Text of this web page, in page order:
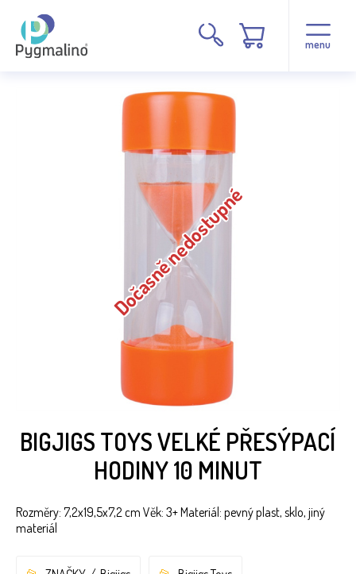
menu
Dočasně nedostupné
BIGJIGS TOYS VELKÉ PŘESÝPACÍ
HODINY 10 MINUT
Rozměry: 7,2x19,5x7,2 cm Věk: 3+ Materiál: pevný plast, sklo, jiný
materiál